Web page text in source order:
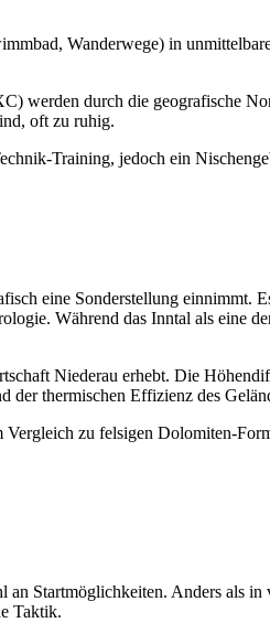
Wanderwege) in
werden durch die geografische
oft zu ruhig.
Training, jedoch ein
eine Sonderstellung einnimmt.
Während das Inntal als
Niederau erhebt. Die
thermischen Effizienz des
zu felsigen Dolomiten-
Startmöglichkeiten. Anders als
Taktik.